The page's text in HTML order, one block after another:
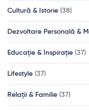
Cultură & Istorie (38)
Dezvoltare Personală &
Educație & Inspirație (37)
Lifestyle (37)
Relații & Familie (37)